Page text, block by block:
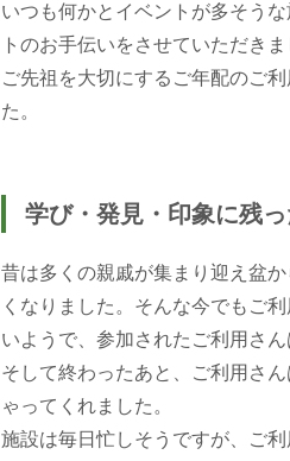
いつも何かとイベントが多そう
トのお手伝いをさせていただきま
ご先祖を大切にするご年配のご
た。
学び・発見・印象に残っ
昔は多くの親戚が集まり迎え盆
くなりました。そんな今でもご
いようで、参加されたご利用さ
そして終わったあと、ご利用さ
ゃってくれました。
施設は毎日忙しそうですが、ご